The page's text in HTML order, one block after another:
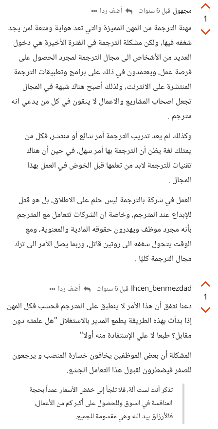
1
مجهول قبل 6 سنوات أضف ردا
مهنة الترجمة من المهن المميزة والتي تعد هواية ومتعة لمن يجد
شغفه فيها، ولكن مشكلة الترجمة في الفترة الأخيرة هي دخول
العديد من الأشخاص الى مجال الترجمة لمجرد الحصول على
فرصة عمل، ويعتمدون في ذلك على برامج وتطبيقات الترجمة
المنتشرة على الانترنت، ولذلك أصبح هناك شبهة في المجال
تجعل اصحاب المشاريع والاعمال لا يثقون في كل من يدعي انه
مترجم .
وكذلك لم يعد تدريب الترجمة أمر شائع أو منتشر، فكل من
يمتلك لغة يظن أن الترجمة بها أمر سهل، في حين أن هناك
تقنيات للترجمة لابد من تعلمها قبل الخوض في العمل بهذا
المجال .
العمل في شركة بالترجمة ليس حلم على الاطلاق، بل هو قتل
للإبداع عند المترجم، وخاصة ان الشركات تتعامل مع المترجم
بأنه مجرد موظف ويهدرون حقوقه المادية والمعنوية، ومع
الوقت يتحول شغفه الى روتين قاتل، وربما يصل الأمر الى ترك
مجال الترجمة كليًا .
1
Ihcen_benmezdad قبل 6 سنوات أضف ردا
دعنا نتفق أن هذا الأمر لا ينطبق على المترجم فحسب فكل المهن
إذا بدأت بهذه الطريقة يطمع المدير بالاستغلال "هل علمته دون
مقابل؟ طبعا لا علي الإستفادة منه أولا"
المشكلة أن بعض الموظفين يخافون خسارة المنصب و يرجعون
للصفر فيضطرون لقبول هذا التعامل الجشع.
تذكر أنت لست آلة، فلا تلجأ إلى خفض الأسعار عمداً بحجة
المنافسة في السوق وللحصول على أكبر كم من الأعمال،
فالأرزاق بيد الله وهي مقسومة للجميع.